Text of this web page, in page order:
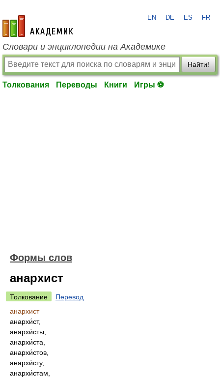
academic.ru
EN DE ES FR
Словари и энциклопедии на Академике
Найти!
Толкования Переводы Книги Игры ⚽
Формы слов
анархист
Толкование
Перевод
анархист
анархи́ст,
анархи́сты,
анархи́ста,
анархи́стов,
анархи́сту,
анархи́стам,